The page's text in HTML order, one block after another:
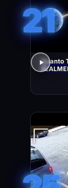
21
Quanto